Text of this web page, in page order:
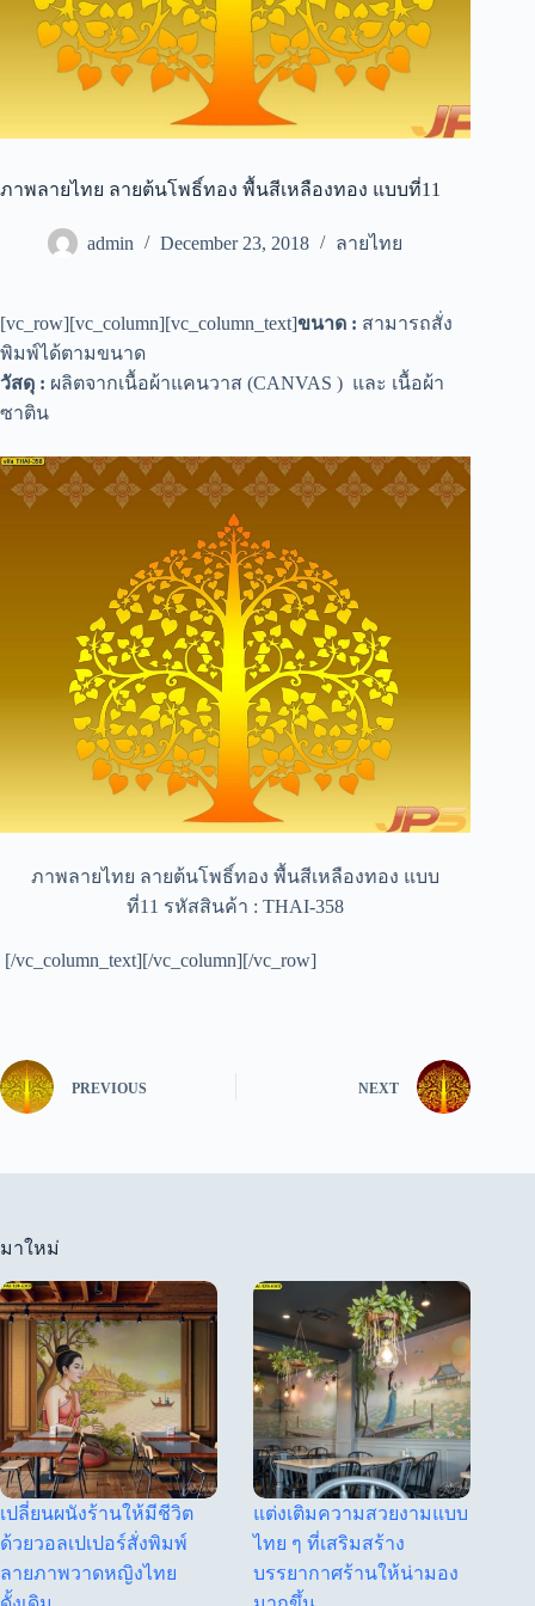
ภาพลายไทย ลายต้นโพธิ์ทอง พื้นสีเหลืองทอง แบบที่11
admin December 23, 2018 ลายไทย
[vc_row][vc_column][vc_column_text]ขนาด : สามารถสั่ง
พิมพ์ได้ตามขนาด
วัสดุ : ผลิตจากเนื้อผ้าแคนวาส (CANVAS ) และ เนื้อผ้า
ซาติน
ภาพลายไทย ลายต้นโพธิ์ทอง พื้นสีเหลืองทอง แบบ
ที่11 รหัสสินค้า : THAI-358
[/vc_column_text][/vc_column][/vc_row]
PREVIOUS NEXT
มาใหม่
เปลี่ยนผนังร้านให้มีชีวิต
ด้วยวอลเปเปอร์สั่งพิมพ์
ลายภาพวาดหญิงไทย
แต่งเติมความสวยงามแบบ
ไทย ๆ ที่เสริมสร้าง
บรรยากาศร้านให้น่ามอง